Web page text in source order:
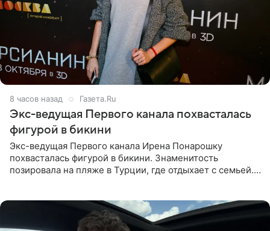
8 часов назад Газета.Ru
Экс-ведущая Первого канала похвасталась
фигурой в бикини
Экс-ведущая Первого канала Ирена Понарошку
похвасталась фигурой в бикини. Знаменитость
позировала на пляже в Турции, где отдыхает с семьей.